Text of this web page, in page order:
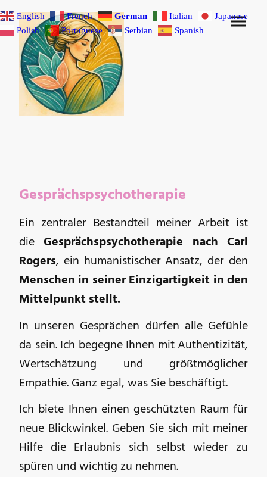
Gesprächspsychotherapie
Ein zentraler Bestandteil meiner Arbeit ist
dieGesprächspsychotherapie nach Carl
Rogers, ein humanistischer Ansatz, der den
Menschen in seiner Einzigartigkeit in den
Mittelpunkt stellt.
In unseren Gesprächen dürfen alle Gefühle
da sein. Ich begegne Ihnen mit Authentizität,
Wertschätzung und größtmöglicher
Empathie. Ganz egal, was Sie beschäftigt.
Ich biete Ihnen einen geschützten Raum für
neue Blickwinkel. Geben Sie sich mit meiner
Hilfe die Erlaubnis sich selbst wieder zu
spüren und wichtig zu nehmen.
English French German Italian
Japanese
Polish
Portuguese Serbian Spanish